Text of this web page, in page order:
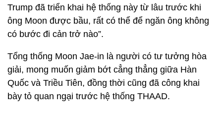
Trump đã triển khai hệ thống này từ lâu trước khi
ông Moon được bầu, rất có thể để ngăn ông không
có bước đi cản trở nào”.
Tổng thống Moon Jae-in là người có tư tưởng hòa
giải, mong muốn giảm bớt cẳng thẳng giữa Hàn
Quốc và Triều Tiên, đồng thời cũng đã công khai
bày tỏ quan ngại trước hệ thống THAAD.